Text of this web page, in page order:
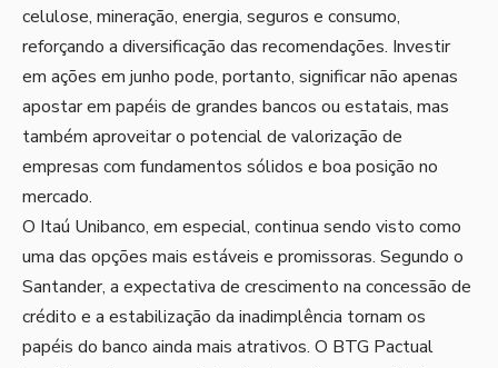
celulose, mineração, energia, seguros e consumo,
reforçando a diversificação das recomendações. Investir
em ações em junho pode, portanto, significar não apenas
apostar em papéis de grandes bancos ou estatais, mas
também aproveitar o potencial de valorização de
empresas com fundamentos sólidos e boa posição no
mercado.
O Itaú Unibanco, em especial, continua sendo visto como
uma das opções mais estáveis e promissoras. Segundo o
Santander, a expectativa de crescimento na concessão de
crédito e a estabilização da inadimplência tornam os
papéis do banco ainda mais atrativos. O BTG Pactual